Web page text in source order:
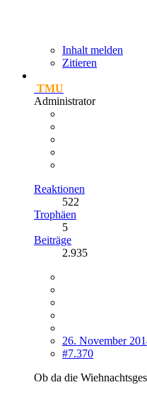
Inhalt melden
Zitieren
TMU
Administrator
Reaktionen
522
Trophäen
5
Beiträge
2.935
26. November
#7.370
Ob da die